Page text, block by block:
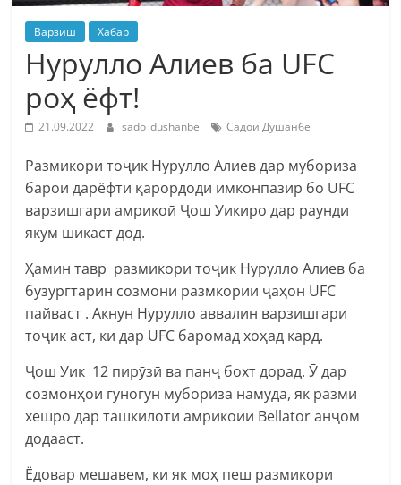
Варзиш Хабар
Нурулло Алиев ба UFC
роҳ ёфт!
21.09.2022 sado_dushanbe Садои Душанбе
Размикори тоҷик Нурулло Алиев дар мубориза
барои дарёфти қарордоди имконпазир бо UFC
варзишгари амрикоӣ Ҷош Уикиро дар раунди
якум шикаст дод.
Ҳамин тавр размикори тоҷик Нурулло Алиев ба
бузургтарин созмони размкории ҷаҳон UFC
пайваст . Акнун Нурулло аввалин варзишгари
тоҷик аст, ки дар UFC баромад хоҳад кард.
Ҷош Уик 12 пирӯзӣ ва панҷ бохт дорад. Ӯ дар
созмонҳои гуногун мубориза намуда, як разми
хешро дар ташкилоти амрикоии Bellator анҷом
додааст.
Ёдовар мешавем, ки як моҳ пеш размикори